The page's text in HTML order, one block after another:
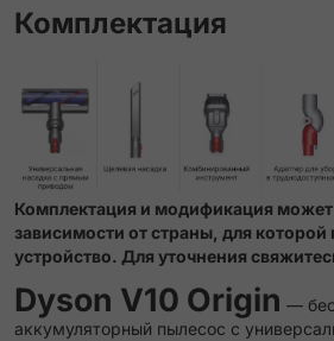
Комплектация
Комплектация и модификация может
зависимости от страны, для которой
устройство. Для уточнения
Dyson V10 Origin —
аккумуляторный пылесос с